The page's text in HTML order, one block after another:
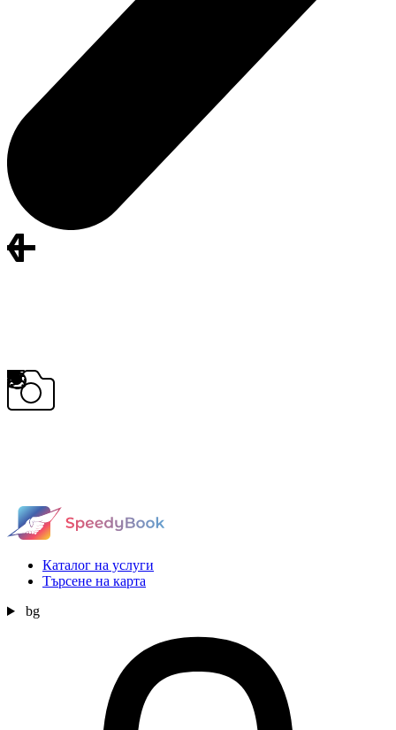
Каталог на услуги
Търсене на карта
bg